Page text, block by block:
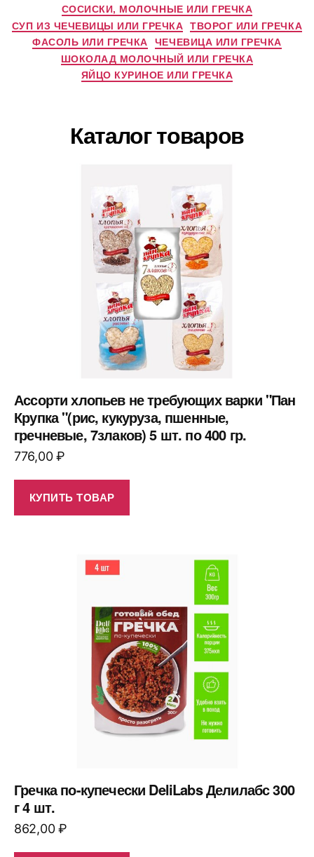
СОСИСКИ, МОЛОЧНЫЕ ИЛИ ГРЕЧКА
СУП ИЗ ЧЕЧЕВИЦЫ ИЛИ ГРЕЧКА ТВОРОГ ИЛИ ГРЕЧКА
ФАСОЛЬ ИЛИ ГРЕЧКА ЧЕЧЕВИЦА ИЛИ ГРЕЧКА
ШОКОЛАД МОЛОЧНЫЙ ИЛИ ГРЕЧКА
ЯЙЦО КУРИНОЕ ИЛИ ГРЕЧКА
Каталог товаров
Ассорти хлопьев не требующих варки "Пан
Крупка "(рис, кукуруза, пшенные,
гречневые, 7злаков) 5 шт. по 400 гр.
776,00₽
КУПИТЬ ТОВАР
Гречка по-купечески DeliLabs Делилабс 300
г 4 шт.
862,00₽